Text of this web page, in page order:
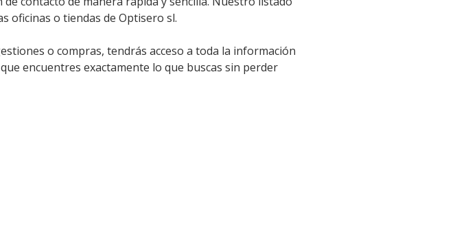
oficinas o tiendas de Optisero sl.
o compras, tendrás acceso a toda la información
encuentres exactamente lo que buscas sin perder